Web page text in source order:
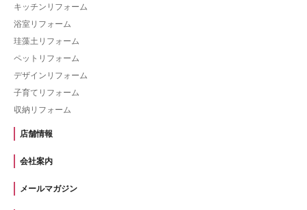
キッチンリフォーム
浴室リフォーム
珪藻土リフォーム
ペットリフォーム
デザインリフォーム
子育てリフォーム
収納リフォーム
店舗情報
会社案内
メールマガジン